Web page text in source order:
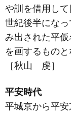
や訓を借用し
世紀後半にな
み出された平
を画するものと
［秋山 虔］
平安時代
平城京から平